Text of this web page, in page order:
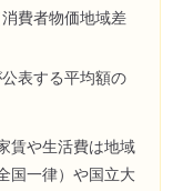
費者物価地域差
表する平均額の
賃や生活費は地域
国一律）や国立大